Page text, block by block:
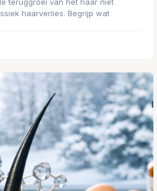
haarverlies. Begrijp wat